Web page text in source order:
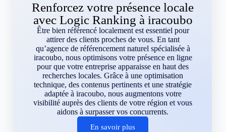
Renforcez votre présence locale
avec Logic Ranking à iracoubo
Être bien référencé localement est essentiel pour
attirer des clients proches de vous. En tant
qu’agence de référencement naturel spécialisée à
iracoubo, nous optimisons votre présence en ligne
pour que votre entreprise apparaisse en haut des
recherches locales. Grâce à une optimisation
technique, des contenus pertinents et une stratégie
adaptée à iracoubo, nous augmentons votre
visibilité auprès des clients de votre région et vous
aidons à surpasser vos concurrents.
En savoir plus